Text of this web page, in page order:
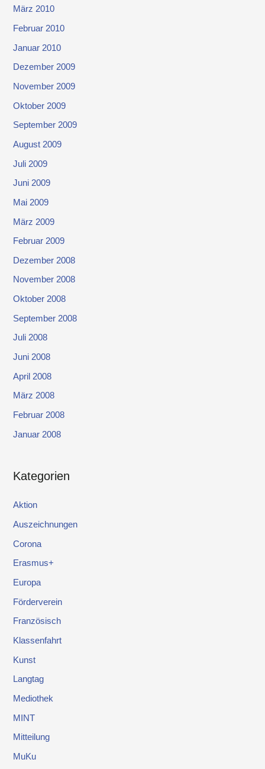
März 2010
Februar 2010
Januar 2010
Dezember 2009
November 2009
Oktober 2009
September 2009
August 2009
Juli 2009
Juni 2009
Mai 2009
März 2009
Februar 2009
Dezember 2008
November 2008
Oktober 2008
September 2008
Juli 2008
Juni 2008
April 2008
März 2008
Februar 2008
Januar 2008
Kategorien
Aktion
Auszeichnungen
Corona
Erasmus+
Europa
Förderverein
Französisch
Klassenfahrt
Kunst
Langtag
Mediothek
MINT
Mitteilung
MuKu